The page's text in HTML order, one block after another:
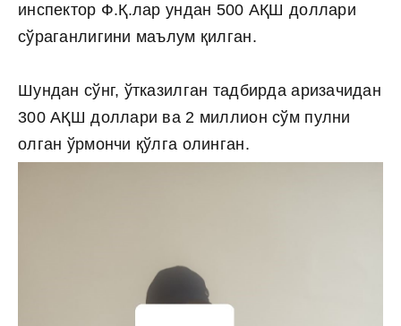
инспектор Ф.Қ.лар ундан 500 АҚШ доллари
сўраганлигини маълум қилган.
Шундан сўнг, ўтказилган тадбирда аризачидан
300 АҚШ доллари ва 2 миллион сўм пулни
олган ўрмончи қўлга олинган.